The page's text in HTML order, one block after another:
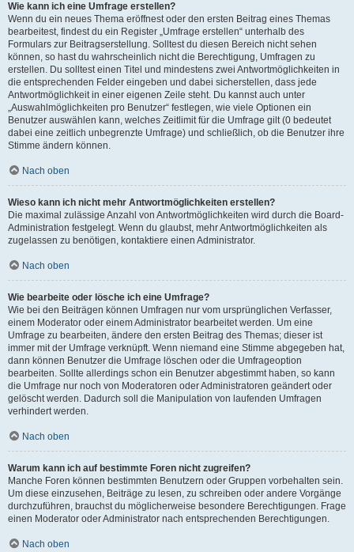
Wie kann ich eine Umfrage erstellen?
Wenn du ein neues Thema eröffnest oder den ersten Beitrag eines Themas
bearbeitest, findest du ein Register „Umfrage erstellen“ unterhalb des
Formulars zur Beitragserstellung. Solltest du diesen Bereich nicht sehen
können, so hast du wahrscheinlich nicht die Berechtigung, Umfragen zu
erstellen. Du solltest einen Titel und mindestens zwei Antwortmöglichkeiten in
die entsprechenden Felder eingeben und dabei sicherstellen, dass jede
Antwortmöglichkeit in einer eigenen Zeile steht. Du kannst auch unter
„Auswahlmöglichkeiten pro Benutzer“ festlegen, wie viele Optionen ein
Benutzer auswählen kann, welches Zeitlimit für die Umfrage gilt (0 bedeutet
dabei eine zeitlich unbegrenzte Umfrage) und schließlich, ob die Benutzer ihre
Stimme ändern können.
Nach oben
Wieso kann ich nicht mehr Antwortmöglichkeiten erstellen?
Die maximal zulässige Anzahl von Antwortmöglichkeiten wird durch die Board-
Administration festgelegt. Wenn du glaubst, mehr Antwortmöglichkeiten als
zugelassen zu benötigen, kontaktiere einen Administrator.
Nach oben
Wie bearbeite oder lösche ich eine Umfrage?
Wie bei den Beiträgen können Umfragen nur vom ursprünglichen Verfasser,
einem Moderator oder einem Administrator bearbeitet werden. Um eine
Umfrage zu bearbeiten, ändere den ersten Beitrag des Themas; dieser ist
immer mit der Umfrage verknüpft. Wenn niemand eine Stimme abgegeben hat,
dann können Benutzer die Umfrage löschen oder die Umfrageoption
bearbeiten. Sollte allerdings schon ein Benutzer abgestimmt haben, so kann
die Umfrage nur noch von Moderatoren oder Administratoren geändert oder
gelöscht werden. Dadurch soll die Manipulation von laufenden Umfragen
verhindert werden.
Nach oben
Warum kann ich auf bestimmte Foren nicht zugreifen?
Manche Foren können bestimmten Benutzern oder Gruppen vorbehalten sein.
Um diese einzusehen, Beiträge zu lesen, zu schreiben oder andere Vorgänge
durchzuführen, brauchst du möglicherweise besondere Berechtigungen. Frage
einen Moderator oder Administrator nach entsprechenden Berechtigungen.
Nach oben